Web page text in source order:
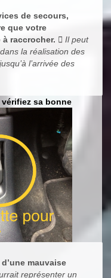
de secours,
que votre
raccrocher.  Il peut
la réalisation des
l’arrivée des
sa bonne
mauvaise
représenter un